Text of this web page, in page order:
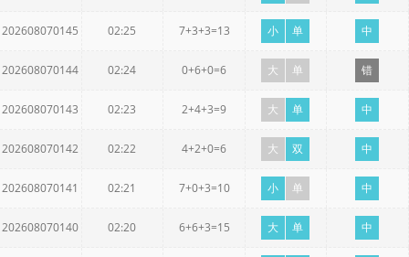
202608070145 02:25 7+3+3=13 小 单 中
202608070144 02:24 0+6+0=6 大 单 错
202608070143 02:23 2+4+3=9 大 单 中
202608070142 02:22 4+2+0=6 大 双 中
202608070141 02:21 7+0+3=10 小 单 中
202608070140 02:20 6+6+3=15 大 单 中